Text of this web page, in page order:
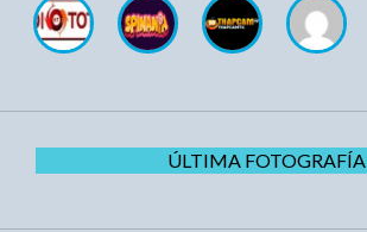
ÚLTIMA FOTOGRAFÍA